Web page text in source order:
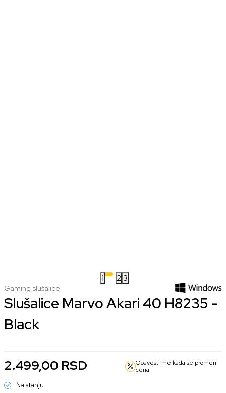
1 2 3
Gaming slušalice
Slušalice Marvo Akari 40 H8235 -
Black
2.499,00 RSD
Obavesti me kada se promeni
cena
Na stanju